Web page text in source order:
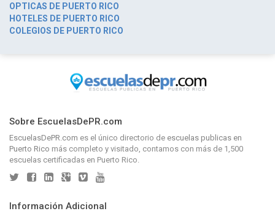
OPTICAS DE PUERTO RICO
HOTELES DE PUERTO RICO
COLEGIOS DE PUERTO RICO
Sobre EscuelasDePR.com
EscuelasDePR.com es el único directorio de escuelas publicas en
Puerto Rico más completo y visitado, contamos con más de 1,500
escuelas certificadas en Puerto Rico.
Información Adicional